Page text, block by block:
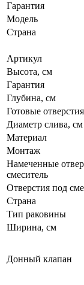
Гарантия
Модель
Страна
Артикул
Высота, см
Гарантия
Глубина, см
Готовые
Диаметр слива, см
Материал
Монтаж
Намеченные
смеситель
Отверстия под
Страна
Тип раковины
Ширина, см
Донный клапан